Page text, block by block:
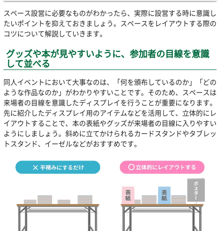
スペース設営に必要なものがわかったら、実際に設営する時に意識し
たいポイントを抑えておきましょう。スペースをレイアウトする際の
コツについて解説していきます。
グッズや本が見やすいように、参加者の目線を意識
して並べる
同人イベントにおいて大事なのは、「何を頒布しているのか」「どの
ような作品なのか」がわかりやすいことです。そのため、スペースは
来場者の目線を意識したディスプレイを行うことが重要になります。
先に紹介したディスプレイ用のアイテムなどを活用して、立体的にレ
イアウトすることで、本の表紙やグッズが来場者の目線に入りやすい
ようにしましょう。斜めに立てかけられるカードスタンドやタブレッ
トスタンド、イーゼルなどがおすすめです。